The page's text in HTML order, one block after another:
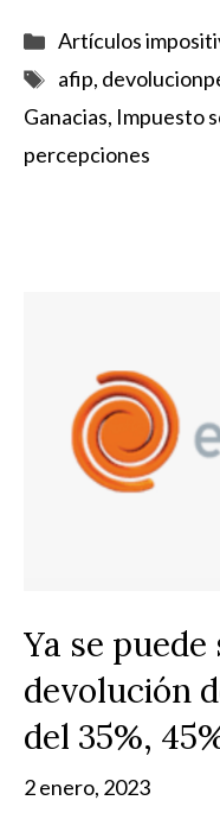
Categorías
Artículos
Etiquetas
afip,
Ganacias, Impuesto
percepciones
Ya se
devolución
del 35%,
2 enero, 2023